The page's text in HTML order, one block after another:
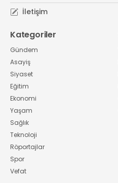
İletişim
Kategoriler
Gündem
Asayiş
Siyaset
Eğitim
Ekonomi
Yaşam
Sağlık
Teknoloji
Röportajlar
Spor
Vefat